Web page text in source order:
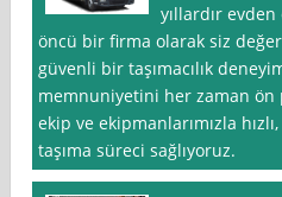
yıllardır
öncü bir firma olarak siz
güvenli bir taşımacılık
memnuniyetini her zaman
ekip ve ekipmanlarımızla
taşıma süreci sağlıyoruz.